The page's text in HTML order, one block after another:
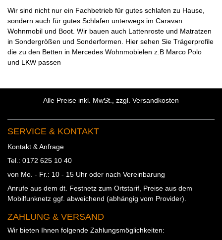
Wir sind nicht nur ein Fachbetrieb für gutes schlafen zu Hause,
sondern auch für gutes Schlafen unterwegs im Caravan
Wohnmobil und Boot. Wir bauen auch Lattenroste und Matratzen
in Sondergrößen und Sonderformen. Hier sehen Sie Trägerprofile
die zu den Betten in Mercedes Wohnmobielen z.B Marco Polo
und LKW passen
Alle Preise inkl. MwSt., zzgl. Versandkosten
SERVICE & KONTAKT
Kontakt & Anfrage
Tel.: 0172 625 10 40
von Mo. - Fr.: 10 - 15 Uhr oder nach Vereinbarung
Anrufe aus dem dt. Festnetz zum Ortstarif, Preise aus dem
Mobilfunknetz ggf. abweichend (abhängig vom Provider).
ZAHLUNG & VERSAND
Wir bieten Ihnen folgende Zahlungsmöglichkeiten: